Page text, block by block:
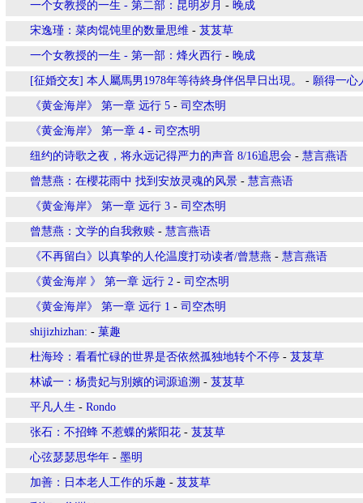
一个女教授的一生 - 第二部：昆明岁月 - 晚成
宋逸瑾：菜肉馄饨里的数量思维 - 芨芨草
一个女教授的一生 - 第一部：烽火西行 - 晚成
[征婚交友] 本人屬馬男1978年等待終身伴侶早日出現。 - 願得一心
《黄金海岸》 第一章 远行 5 - 司空杰明
《黄金海岸》 第一章 4 - 司空杰明
纽约的诗歌之夜，将永远记得严力的声音 8/16追思会 - 慧言燕语
曾慧燕：在櫻花雨中 找到安放灵魂的风景 - 慧言燕语
《黄金海岸》 第一章 远行 3 - 司空杰明
曾慧燕：文学的自我救赎 - 慧言燕语
《不再留白》以真挚的人伦温度打动读者/曾慧燕 - 慧言燕语
《黄金海岸 》 第一章 远行 2 - 司空杰明
《黄金海岸》 第一章 远行 1 - 司空杰明
shijizhizhan: - 菓趣
杜海玲：看看忙碌的世界是否依然孤独地转个不停 - 芨芨草
林诚一：杨贵妃与別嬪的词源追溯 - 芨芨草
平凡人生 - Rondo
张石：不招蜂 不惹蝶的紫阳花 - 芨芨草
心弦瑟瑟思华年 - 墨明
加善：日本老人工作的乐趣 - 芨芨草